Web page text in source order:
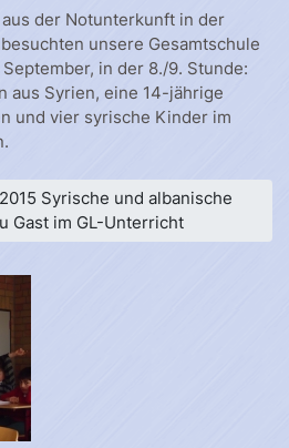
der Notunterkunft in der
unsere Gesamtschule
in der 8./9. Stunde:
aus Syrien, eine 14-jährige
und vier syrische Kinder im
Syrische und albanische
Gast im GL-Unterricht